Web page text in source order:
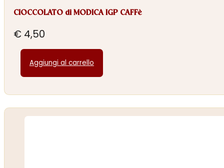
CIOCCOLATO di MODICA IGP CAFFè
€ 4,50
Aggiungi al carrello